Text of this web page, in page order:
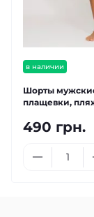
в наличии
Шорты
плащевки,
490 грн.